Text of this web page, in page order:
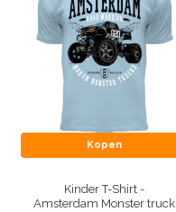
Kopen
Kinder T-Shirt -
Amsterdam Monster truck